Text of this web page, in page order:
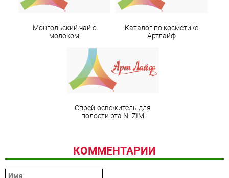
Монгольский чай с
молоком
Каталог по косметике
Артлайф
Спрей-освежитель для
полости рта N -ZIM
КОММЕНТАРИИ